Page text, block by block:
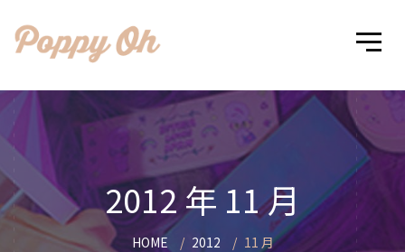
2012 年 11 月
HOME 2012 11 月